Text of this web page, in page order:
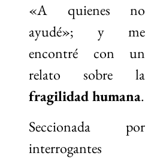
«A quienes no
ayudé»; y me
encontré con un
relato sobre la
fragilidad humana.
Seccionada por
interrogantes